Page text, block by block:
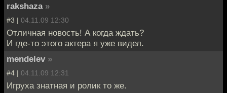
rakshaza »
#3 | 04.11.09 12:30
Отличная новость! А когда ждать?
И где-то этого актера я уже видел.
mendelev »
#4 | 04.11.09 12:31
Игруха знатная и ролик то же.